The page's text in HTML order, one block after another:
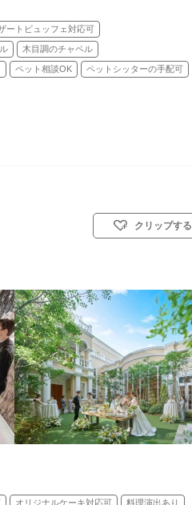
ートビュッフェ対応可
木目調のチャペル
ペット相談OK ペットシッターの手配可
ハナユメなら2名 ～ 応相談
クリップする
オリジナルケーキ対応可 料理演出あり